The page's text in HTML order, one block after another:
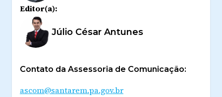
Editor(a):
Júlio César Antunes
Contato da Assessoria de Comunicação:
ascom@santarem.pa.gov.br